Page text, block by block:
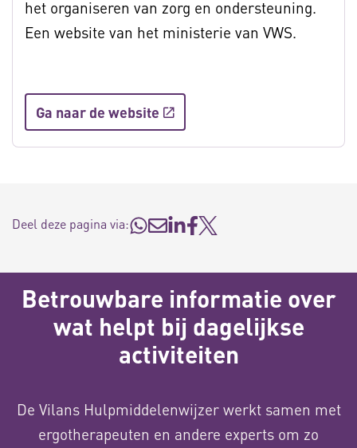
het organiseren van zorg en ondersteuning.
Een website van het ministerie van VWS.
Ga naar de website
Deel deze pagina via:
Betrouwbare informatie over
wat helpt bij dagelijkse
activiteiten
De Vilans Hulpmiddelenwijzer werkt samen met
ergotherapeuten en andere experts om zo